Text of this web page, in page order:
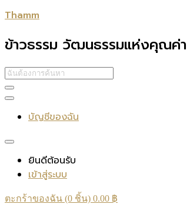
Thamm
ข้าวธรรม วัฒนธรรมแห่งคุณค่า
บัญชีของฉัน
ยินดีต้อนรับ
เข้าสู่ระบบ
ตะกร้าของฉัน (0 ชิ้น) 0.00 ฿